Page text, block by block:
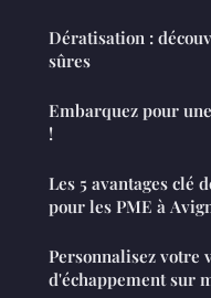
Dératisation :
sûres
Embarquez pour
!
Les 5 avantages clé
pour les PME à
Personnalisez votre
d'échappement sur